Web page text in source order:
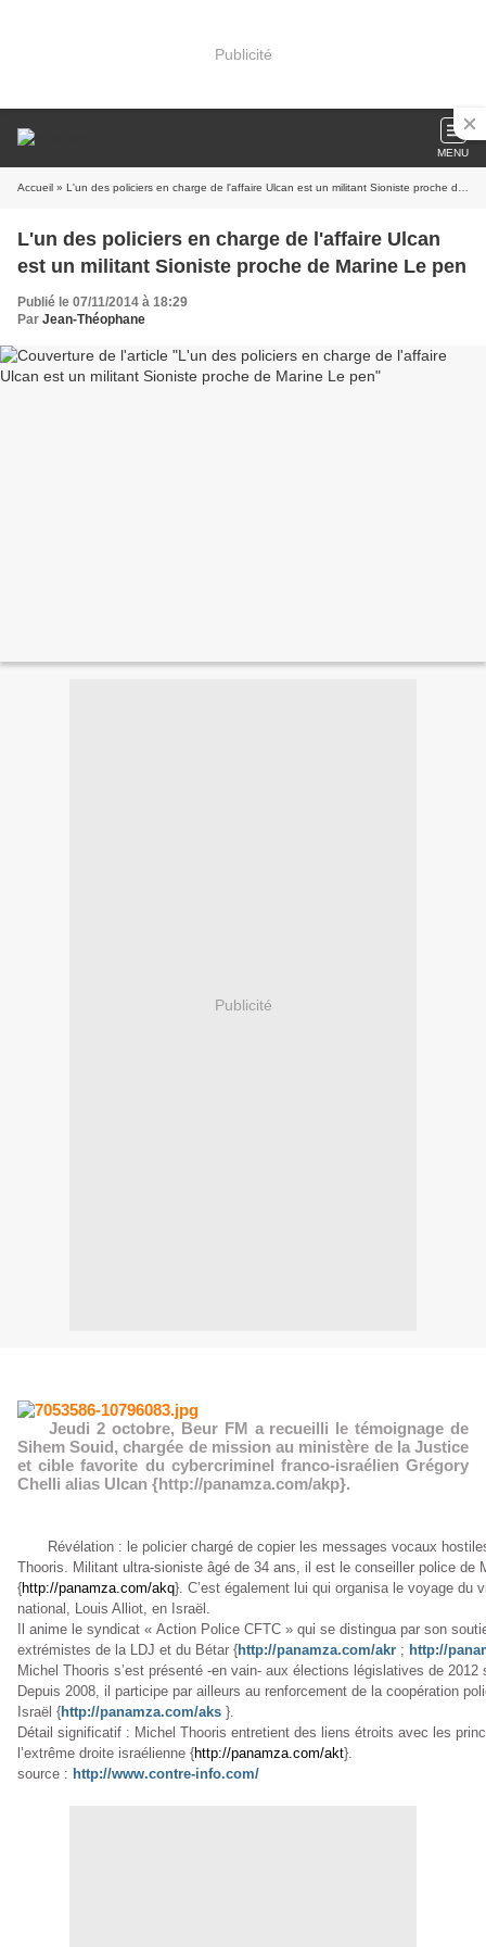
Publicité
MENU
Accueil » L'un des policiers en charge de l'affaire Ulcan est un militant Sioniste proche de Marine Le pen
L'un des policiers en charge de l'affaire Ulcan
est un militant Sioniste proche de Marine Le pen
Publié le 07/11/2014 à 18:29
Par Jean-Théophane
Publicité
Jeudi 2 octobre, Beur FM a recueilli le témoignage de
Sihem Souid, chargée de mission au ministère de la Justice
et cible favorite du cybercriminel franco-israélien Grégory
Chelli alias Ulcan {http://panamza.com/akp}.
Révélation : le policier chargé de copier les messages vocaux hostile
Thooris. Militant ultra-sioniste âgé de 34 ans, il est le conseiller police de
{http://panamza.com/akq}. C’est également lui qui organisa le voyage du
national, Louis Alliot, en Israël.
Il anime le syndicat « Action Police CFTC » qui se distingua par son
extrémistes de la LDJ et du Bétar {http://panamza.com/akr ; http://
Michel Thooris s’est présenté -en vain- aux élections législatives de 2012
Depuis 2008, il participe par ailleurs au renforcement de la coopération
Israël {http://panamza.com/aks }.
Détail significatif : Michel Thooris entretient des liens étroits avec les
l’extrême droite israélienne {http://panamza.com/akt}.
source : http://www.contre-info.com/